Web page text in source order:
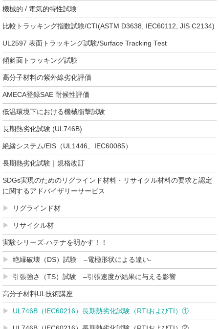
機械的 / 電気的特性試験
比較トラッキング指数試験/CTI(ASTM D3638, IEC60112, JIS C2134)
UL2597 表面トラッキング試験/Surface Tracking Test
傾斜面トラッキング試験
高分子材料の紫外線劣化評価
AMECA登録SAE 耐候性評価
低温環境下における機械衝撃試験
長期熱劣化試験 (UL746B)
絶縁システム/EIS（UL1446、IEC60085）
長期熱劣化試験｜規格改訂
SDGs実現のためのリグラインド材料・リサイクル材料の要求と認定
に関するアドバイザリーサービス
リグラインド材
リサイクル材
実験シリーズ-ハテナを明かす！！
絶縁破壊（DS）試験 –電極形状による違い-
引張強さ（TS）試験 –引張速度が結果に与える影響
高分子材料UL技術講座
UL746B（IEC60216）長期熱劣化試験（RTIおよびTI）①